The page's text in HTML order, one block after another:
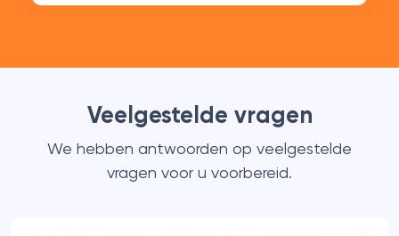
Veelgestelde vragen
We hebben antwoorden op veelgestelde
vragen voor u voorbereid.